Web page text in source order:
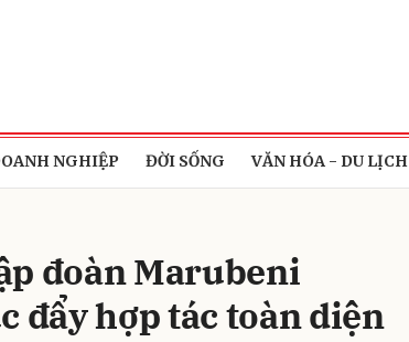
NGHIỆP ĐỜI SỐNG VĂN HÓA - DU LỊCH
đoàn Marubeni
đẩy hợp tác toàn diện